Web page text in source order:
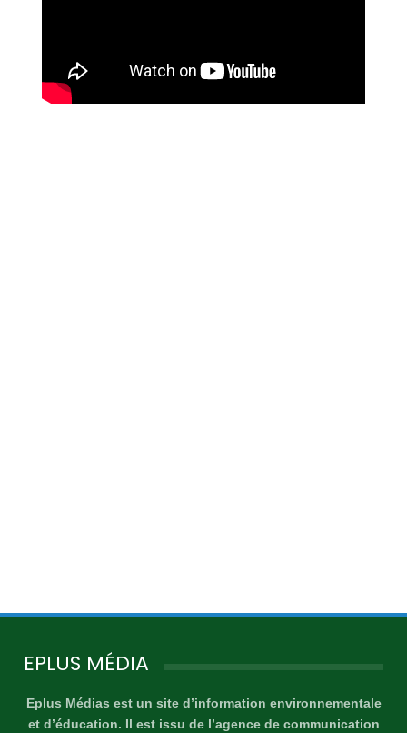
EPLUS MÉDIA
Eplus Médias est un site d’information environnementale
et d’éducation. Il est issu de l’agence de communication